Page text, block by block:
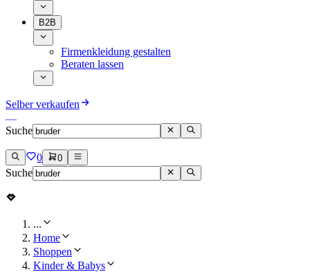
B2B
Firmenkleidung gestalten
Beraten lassen
Selber verkaufen
Suche
0 0
Suche
...
Home
Shoppen
Kinder & Babys